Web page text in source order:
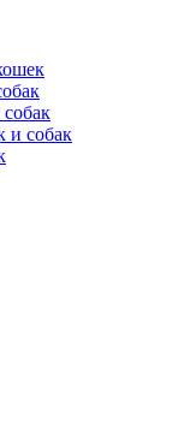
и собак